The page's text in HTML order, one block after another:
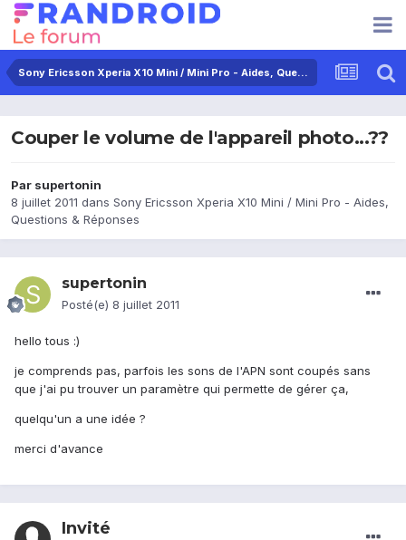
Sony Ericsson Xperia X10 Mini / Mini Pro - Aides, Questions & Réponses
Couper le volume de l'appareil photo...??
Par supertonin
8 juillet 2011 dans Sony Ericsson Xperia X10 Mini / Mini Pro - Aides,
Questions & Réponses
supertonin
Posté(e) 8 juillet 2011
hello tous :)
je comprends pas, parfois les sons de l'APN sont coupés sans
que j'ai pu trouver un paramètre qui permette de gérer ça,
quelqu'un a une idée ?
merci d'avance
Invité